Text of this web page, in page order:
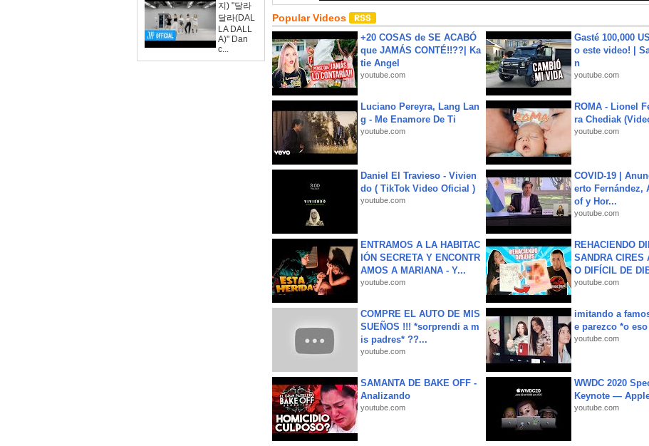
지) "달라
달라(DAL
LA DALL
A)" Dan
c...
Popular Videos
+20 COSAS de SE ACABÓ
que JAMÁS CONTÉ!!??| Ka
tie Angel
youtube.com
Gasté 100,000
o este video! |
n
youtube.com
Luciano Pereyra, Lang Lan
g - Me Enamore De Ti
youtube.com
ROMA - Lionel
ra Chediak
youtube.com
Daniel El Travieso - Vivien
do ( TikTok Video Oficial )
youtube.com
COVID-19 |
erto Fernández,
of y Hor...
youtube.com
ENTRAMOS A LA HABITAC
IÓN SECRETA Y ENCONTR
AMOS A MARIANA - Y...
youtube.com
REHACIENDO
SANDRA CIRES
O DIFÍCIL DE
youtube.com
COMPRE EL AUTO DE MIS
SUEÑOS !!! *sorprendi a m
is padres* ??...
youtube.com
imitando a
e parezco *o
youtube.com
SAMANTA DE BAKE OFF -
Analizando
youtube.com
WWDC 2020
Keynote —
youtube.com